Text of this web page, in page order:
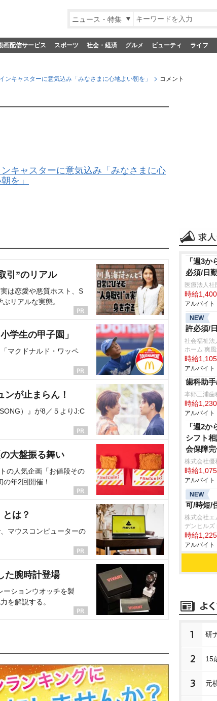
ニュース・特集
画配信サービス スポーツ 社会・経済 グルメ ビューティ ライフ
キャスターに意気込み「みなさまに心地よい朝を」 コメント
キャスターに意気込み「みなさまに心
を」
引”のリアル
は恋愛や悪質ホスト、S
リアルな実態。
学生の甲子園」
マクドナルド・ワッペ
が止まらん！
）』が8／５よりJ:C
大盤振る舞い
の人気企画「お値段その
年2回開催！
は？
マウスコンピューターの
た腕時計登場
ーションウオッチを製
を解説する。
「週3
必須/日
医療法人
時給
アルバイト
NEW
許必須/
社会福祉法
ホーム 爽
時給
アルバイト
歯科助
本郷三浦歯
時給
アルバイト
「週2
シフト
会保障
株式会社優
時給
アルバイト
NEW
可/時短/
株式会社エ
デンヒルズ
時給
アルバイト
1 研
2 15
3 元